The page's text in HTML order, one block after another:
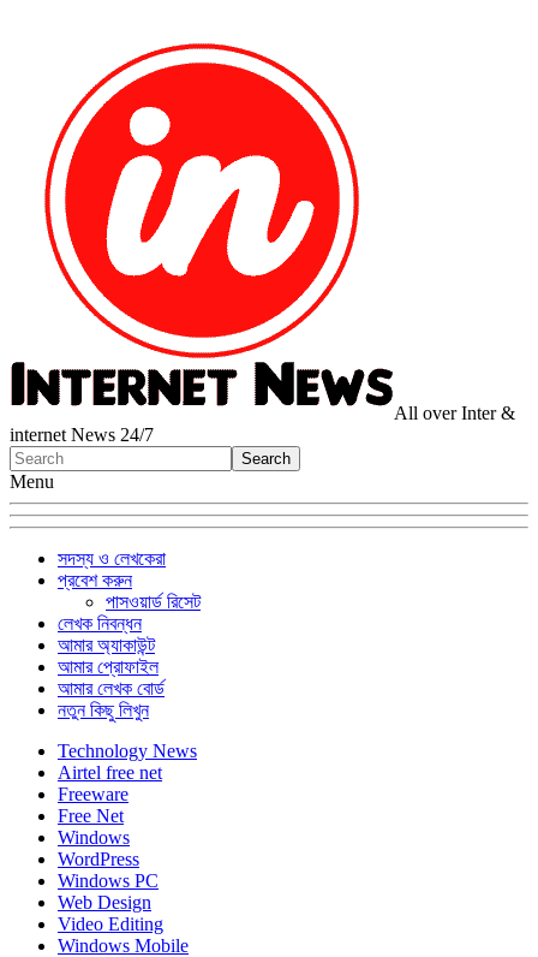
All over Inter &
internet News 24/7
Menu
সদস্য ও লেখকেরা
প্রবেশ করুন
পাসওয়ার্ড রিসেট
লেখক নিবন্ধন
আমার অ্যাকাউন্ট
আমার প্রোফাইল
আমার লেখক বোর্ড
নতুন কিছু লিখুন
Technology News
Airtel free net
Freeware
Free Net
Windows
WordPress
Windows PC
Web Design
Video Editing
Windows Mobile